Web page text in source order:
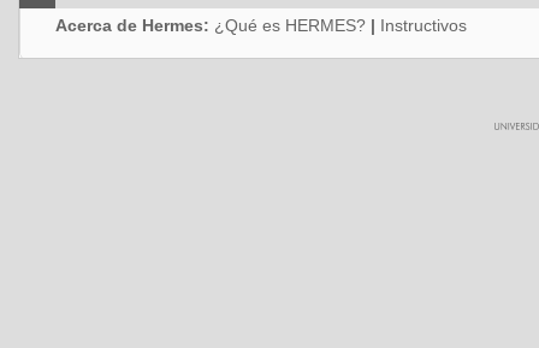
Acerca de Hermes: ¿Qué es HERMES? | Instructivos